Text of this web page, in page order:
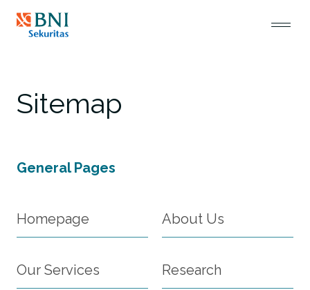
Sitemap
General Pages
Homepage About Us
Our Services Research